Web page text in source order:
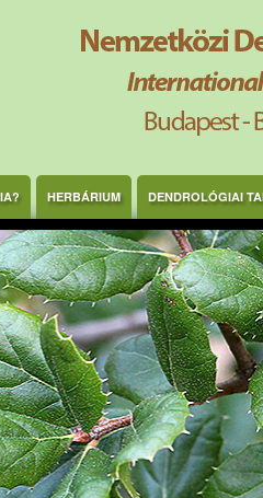
HERBÁRIUM DENDROLÓGIAI